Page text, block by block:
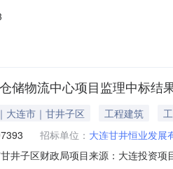
招标投标监管网2.中标人情况项目负
储物流中心项目监理中标结
大连市｜甘井子区 工程建筑
招标单位： 大连甘井恒业发展
井子区财政局项目来源：大连投资